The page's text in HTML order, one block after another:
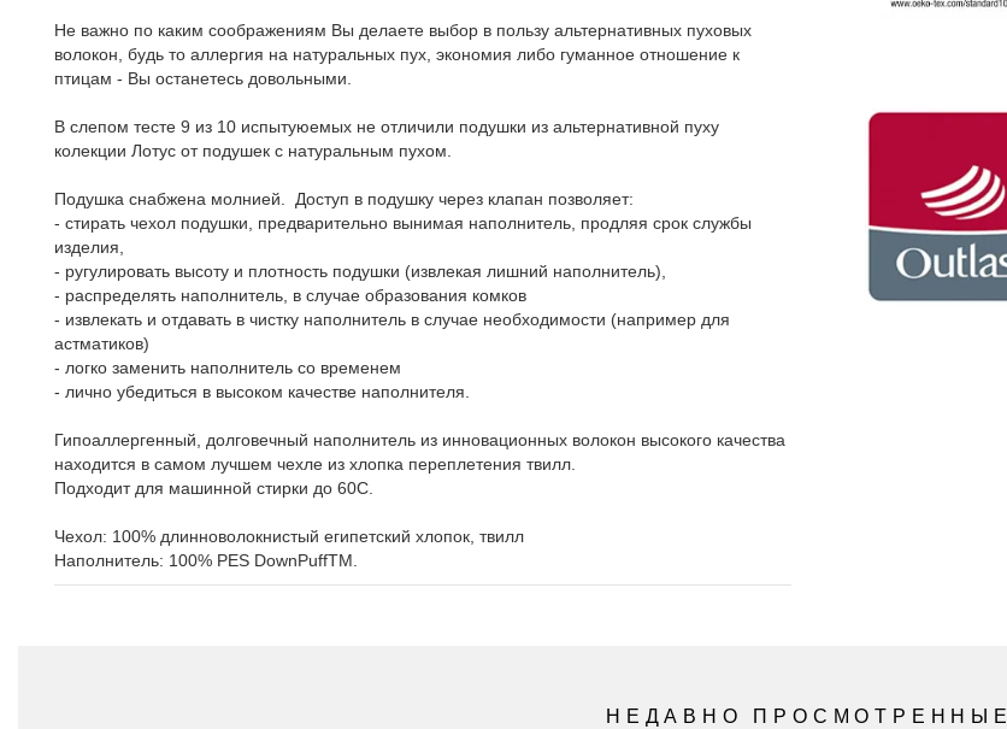
Не важно по каким соображениям Вы делаете выбор в пользу альтернативных пуховых
волокон, будь то аллергия на натуральных пух, экономия либо гуманное отношение к
птицам - Вы останетесь довольными.
В слепом тесте 9 из 10 испытуюемых не отличили подушки из альтернативной пуху
колекции Лотус от подушек с натуральным пухом.
Подушка снабжена молнией. Доступ в подушку через клапан позволяет:
- стирать чехол подушки, предварительно вынимая наполнитель, продляя срок службы
изделия,
- ругулировать высоту и плотность подушки (извлекая лишний наполнитель),
- распределять наполнитель, в случае образования комков
- извлекать и отдавать в чистку наполнитель в случае необходимости (например для
астматиков)
- логко заменить наполнитель со временем
- лично убедиться в высоком качестве наполнителя.
Гипоаллергенный, долговечный наполнитель из инновационных волокон высокого качества
находится в самом лучшем чехле из хлопка переплетения твилл.
Подходит для машинной стирки до 60С.
Чехол: 100% длинноволокнистый египетский хлопок, твилл
Наполнитель: 100% PES DownPuffTM.
НЕДАВНО ПРОСМОТРЕННЫЕ